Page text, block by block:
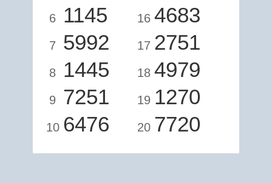
6 1145
7 5992
8 1445
9 7251
10 6476
16 4683
17 2751
18 4979
19 1270
20 7720